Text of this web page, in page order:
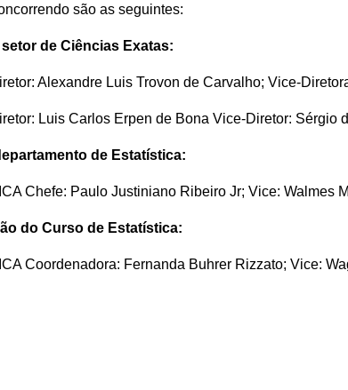
são as seguintes:
de Ciências Exatas:
Alexandre Luis Trovon de Carvalho; Vice-
Luis Carlos Erpen de Bona Vice-Diretor: Sérgio
de Estatística:
Chefe: Paulo Justiniano Ribeiro Jr; Vice: Walmes
do Curso de Estatística:
Coordenadora: Fernanda Buhrer Rizzato; Vice: